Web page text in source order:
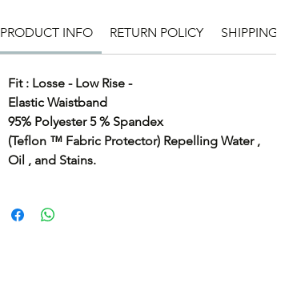
PRODUCT INFO RETURN POLICY SHIPPING INFO
Fit : Losse - Low Rise -
Elastic Waistband
95% Polyester 5 % Spandex
(Teflon ™ Fabric Protector) Repelling Water ,
Oil , and Stains.